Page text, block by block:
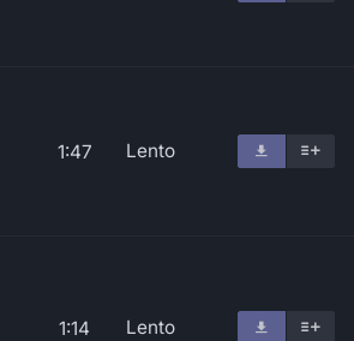
1:47 Lento
1:14 Lento